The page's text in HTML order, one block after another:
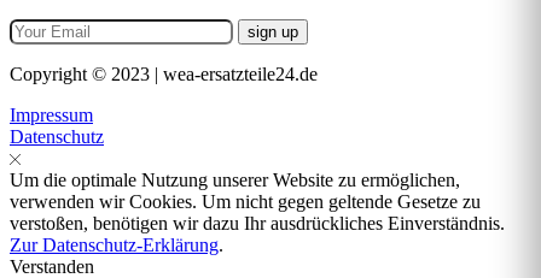
Copyright © 2023 | wea-ersatzteile24.de
Impressum
Datenschutz
Um die optimale Nutzung unserer Website zu ermöglichen,
verwenden wir Cookies. Um nicht gegen geltende Gesetze zu
verstoßen, benötigen wir dazu Ihr ausdrückliches Einverständnis.
Zur Datenschutz-Erklärung.
Verstanden